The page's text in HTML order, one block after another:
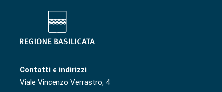
Contatti e indirizzi
Viale Vincenzo Verrastro, 4